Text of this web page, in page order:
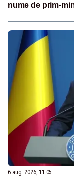
nume de prim-
6 aug. 2026, 11:05